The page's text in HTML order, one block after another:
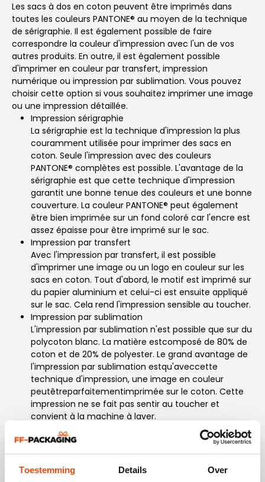
Toestemming Details Over
Les sacs à dos en coton peuvent être imprimés dans
toutes les couleurs PANTONE® au moyen de la technique
de sérigraphie. Il est également possible de faire
correspondre la couleur d'impression avec l'un de vos
autres produits. En outre, il est également possible
d'imprimer en couleur par transfert, impression
numérique ou impression par sublimation. Vous pouvez
choisir cette option si vous souhaitez imprimer une image
ou une impression détaillée.
Impression sérigraphie
La sérigraphie est la technique d'impression la plus
couramment utilisée pour imprimer des sacs en
coton. Seule l'impression avec des couleurs
PANTONE® complètes est possible. L'avantage de la
sérigraphie est que cette technique d'impression
garantit une bonne tenue des couleurs et une bonne
couverture. La couleur PANTONE® peut également
être bien imprimée sur un fond coloré car l'encre est
assez épaisse pour être imprimé sur le sac.
Impression par transfert
Avec l'impression par transfert, il est possible
d'imprimer une image ou un logo en couleur sur les
sacs en coton. Tout d'abord, le motif est imprimé sur
du papier aluminium et celui-ci est ensuite appliqué
sur le sac. Cela rend l'impression sensible au toucher.
Impression par sublimation
L'impression par sublimation n'est possible que sur du
polycoton blanc. La matière estcomposé de 80% de
coton et de 20% de polyester. Le grand avantage de
l'impression par sublimation estqu'aveccette
technique d'impression, une image en couleur
peutêtreparfaitementimprimée sur le coton. Cette
impression ne se fait pas sentir au toucher et
convient à la machine à laver.
Impression numérique
Avec l'impression numérique, les sacs en
cotonsontimprimés en couleur très rapidement. Cela
peut être réalisé à la fois sur du coton naturel écru et
du coton de couleur blanche. Les couleurs sontmoins